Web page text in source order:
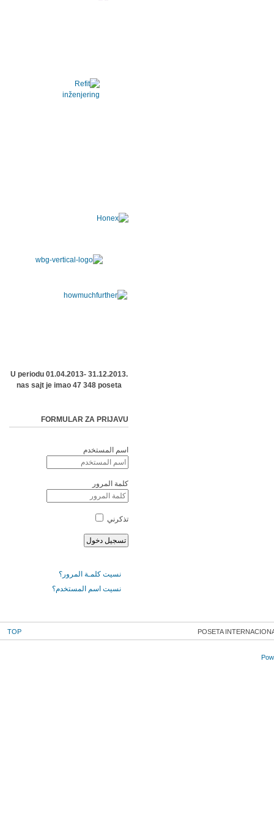
U periodu 01.04.2013- 31.12.2013.
nas sajt je imao 47 348 poseta
FORMULAR ZA PRIJAVU
اسم المستخدم
كلمة المرور
تذكرني
نسيت كلمـة المرور؟
نسيت اسم المستخدم؟
POSETA
TOP